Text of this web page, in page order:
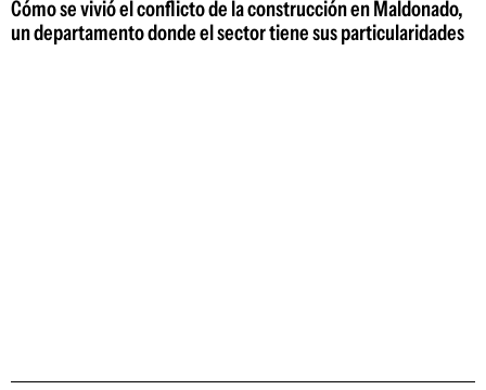
Cómo se vivió el conflicto de la construcción en Maldonado,
un departamento donde el sector tiene sus particularidades